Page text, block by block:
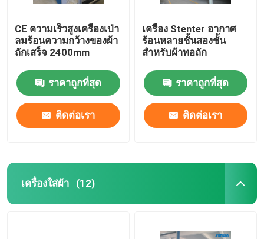
CE ความเร็วสูงเครื่องเป่า
ลมร้อนความกว้างของผ้า
ถักเสร็จ 2400mm
ราคาถูกที่สุด
ติดต่อเรา
เครื่อง Stenter อากาศ
ร้อนหลายชั้นสองชั้น
สำหรับผ้าทอถัก
ราคาถูกที่สุด
ติดต่อเรา
เครื่องใส่ผ้า (12)